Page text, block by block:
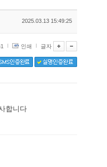
2025.03.13 15:49:25
인쇄 글자
합니다